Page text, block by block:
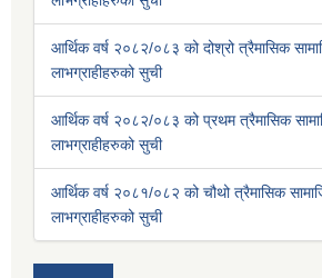
आर्थिक वर्ष २०८२/०८३ को दोश्रो त्रैमासिक
लाभग्राहीहरुको सुची
आर्थिक वर्ष २०८२/०८३ को प्रथम त्रैमासिक
लाभग्राहीहरुको सुची
आर्थिक वर्ष २०८१/०८२ को चौथो त्रैमासिक
लाभग्राहीहरुको सुची